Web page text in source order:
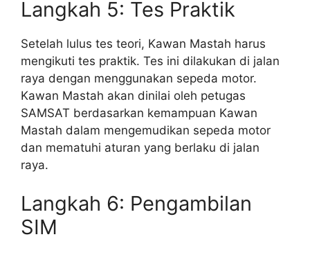
Langkah 5: Tes Praktik
Setelah lulus tes teori, Kawan Mastah harus
mengikuti tes praktik. Tes ini dilakukan di jalan
raya dengan menggunakan sepeda motor.
Kawan Mastah akan dinilai oleh petugas
SAMSAT berdasarkan kemampuan Kawan
Mastah dalam mengemudikan sepeda motor
dan mematuhi aturan yang berlaku di jalan
raya.
Langkah 6: Pengambilan
SIM